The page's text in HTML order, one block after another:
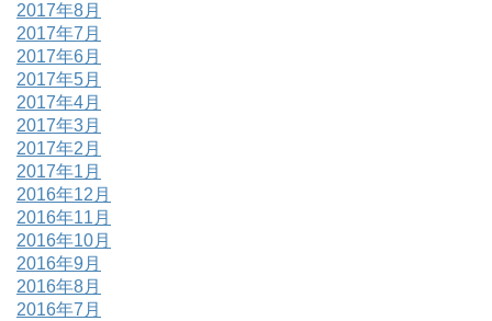
2017年8月
2017年7月
2017年6月
2017年5月
2017年4月
2017年3月
2017年2月
2017年1月
2016年12月
2016年11月
2016年10月
2016年9月
2016年8月
2016年7月